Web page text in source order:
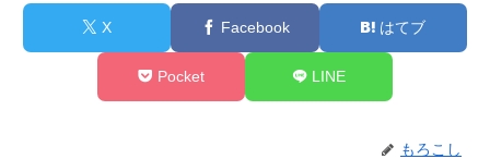
X Facebook はてブ
Pocket LINE
もろこし